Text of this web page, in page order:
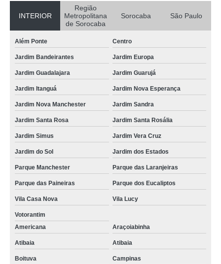
INTERIOR
Região
Metropolitana
de Sorocaba
Sorocaba São Paulo
Além Ponte Centro
Jardim Bandeirantes Jardim Europa
Jardim Guadalajara Jardim Guarujá
Jardim Itanguá Jardim Nova Esperança
Jardim Nova Manchester Jardim Sandra
Jardim Santa Rosa Jardim Santa Rosália
Jardim Simus Jardim Vera Cruz
Jardim do Sol Jardim dos Estados
Parque Manchester Parque das Laranjeiras
Parque das Paineiras Parque dos Eucaliptos
Vila Casa Nova Vila Lucy
Votorantim
Americana
Araçoiabinha
Atibaia Atibaia
Boituva Campinas